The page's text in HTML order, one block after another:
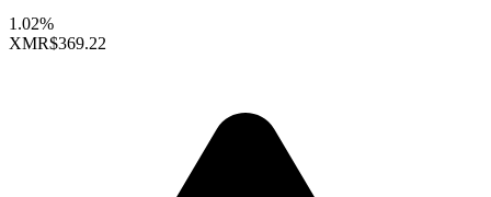
1.02%
XMR$369.22